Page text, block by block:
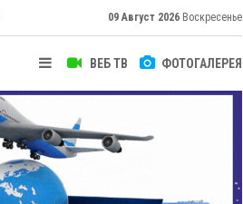
09 Август 2026 Воскресенье
ВЕБ ТВ ФОТОГАЛЕРЕЯ